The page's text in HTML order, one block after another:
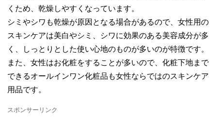
くため、乾燥しやすくなっています。
シミやシワも乾燥が原因となる場合があるので、女性用の
スキンケアは美白やシミ、シワに効果のある美容成分が多
く、しっとりとした使い心地のものが多いのが特徴です。
また、女性はお化粧をすることが多いので、化粧下地まで
できるオールインワン化粧品も女性ならではのスキンケア
用品です。
スポンサーリンク